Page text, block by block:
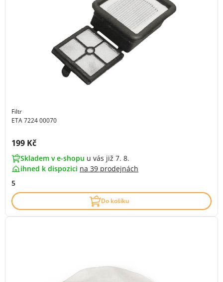
Filtr
ETA 7224 00070
Cena s DPH:
199 Kč
Skladem v e-shopu u vás již 7. 8.
ihned k dispozici na 39 prodejnách
5
Do košíku